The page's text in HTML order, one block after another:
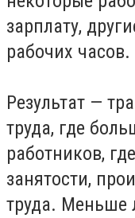
зарплату,
рабочих часов.
Результат —
труда, где
работников,
занятости,
труда. Меньше